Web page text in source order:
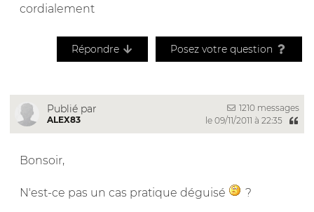
cordialement
Répondre Posez votre question
Publié par
ALEX83
1210 messages
le 09/11/2011 à 22:35
Bonsoir,
N'est-ce pas un cas pratique déguisé ?